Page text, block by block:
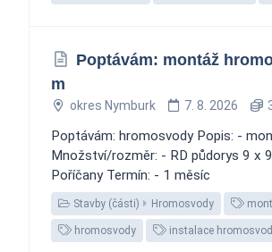
Poptávám: montáž
m
okres Nymburk 7. 8. 2026
Poptávám: hromosvody Popis: -
Množství/rozměr: - RD půdorys 9 x
Poříčany Termín: - 1 měsíc
Stavby (části) Hromosvody
hromosvody instalace